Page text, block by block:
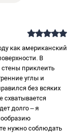
как американский
В
приклеить
углы и
без всяких
схватывается
долго – я
нужно соблюдать